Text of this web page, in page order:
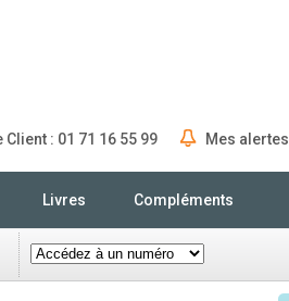
Client : 01 71 16 55 99 Mes alertes
Livres Compléments